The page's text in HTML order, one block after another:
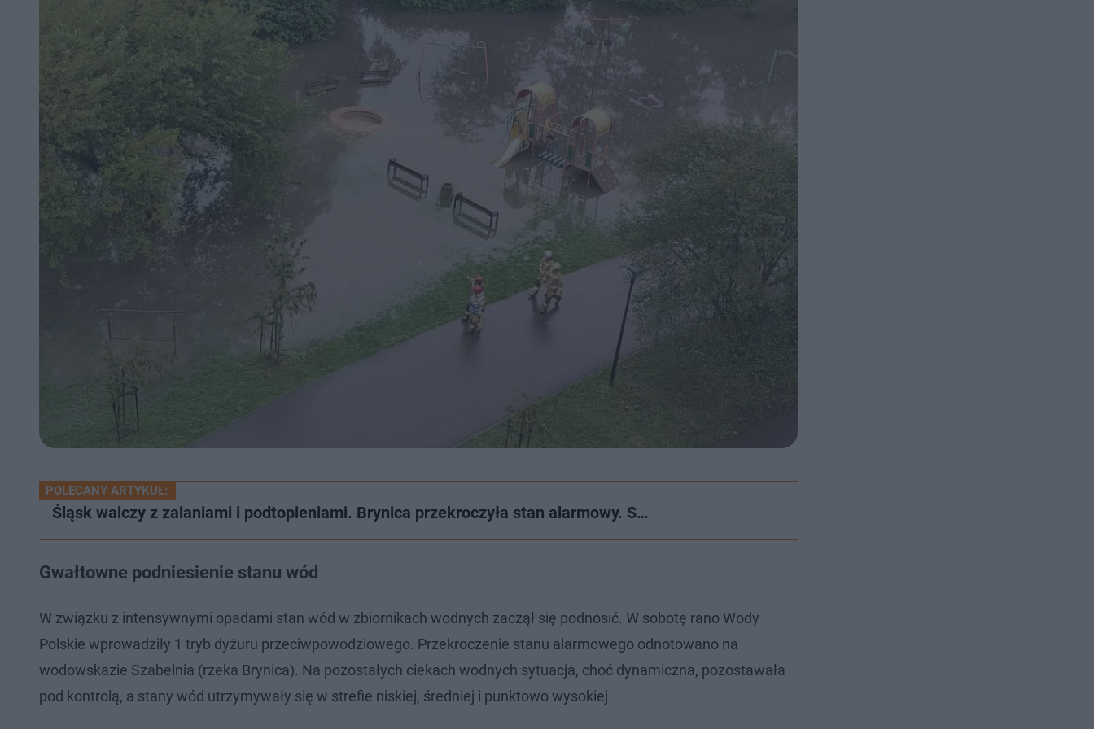
POLECANY ARTYKUŁ:
Śląsk walczy z zalaniami i podtopieniami. Brynica przekroczyła stan alarmowy. S…
Gwałtowne podniesienie stanu wód
W związku z intensywnymi opadami stan wód w zbiornikach wodnych zaczął się podnosić. W sobotę rano Wody
Polskie wprowadziły 1 tryb dyżuru przeciwpowodziowego. Przekroczenie stanu alarmowego odnotowano na
wodowskazie Szabelnia (rzeka Brynica). Na pozostałych ciekach wodnych sytuacja, choć dynamiczna, pozostawała
pod kontrolą, a stany wód utrzymywały się w strefie niskiej, średniej i punktowo wysokiej.